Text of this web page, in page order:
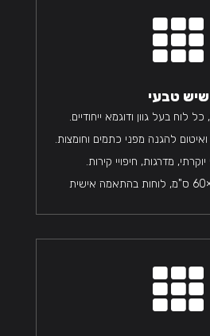

שיש טבעי
לוח בעל גוון ודוגמא ייחודיים.
להגנה מפני כתמים וחומצות.
מדרגות, חיפויי קירות.
